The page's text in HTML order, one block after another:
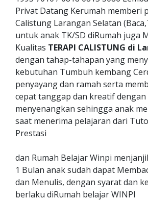
Privat Datang Kerumah memberi
Calistung Larangan Selatan
untuk anak TK/SD diRumah juga
Kualitas TERAPI CALISTUNG di
dengan tahap-tahapan yang
kebutuhan Tumbuh kembang
penyayang dan ramah serta
cepat tanggap dan kreatif
menyenangkan sehingga anak
saat menerima pelajaran dari
Prestasi
dan Rumah Belajar Winpi
1 Bulan anak sudah dapat
dan Menulis, dengan syarat dan
berlaku diRumah belajar WINPI